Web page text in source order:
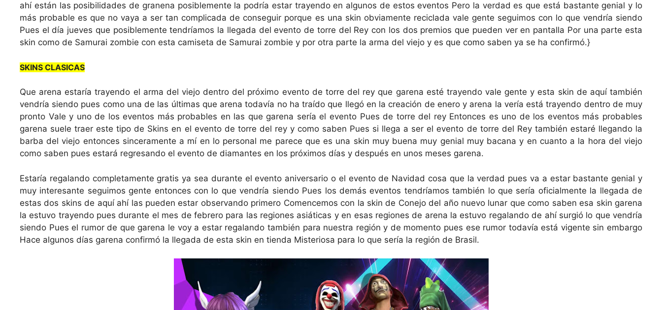
ahí están las posibilidades de granena posiblemente la podría estar trayendo en algunos de estos eventos Pero la verdad es que está bastante genial y lo
más probable es que no vaya a ser tan complicada de conseguir porque es una skin obviamente reciclada vale gente seguimos con lo que vendría siendo
Pues el día jueves que posiblemente tendríamos la llegada del evento de torre del Rey con los dos premios que pueden ver en pantalla Por una parte esta
skin como de Samurai zombie con esta camiseta de Samurai zombie y por otra parte la arma del viejo y es que como saben ya se ha confirmó.}
SKINS CLASICAS
Que arena estaría trayendo el arma del viejo dentro del próximo evento de torre del rey que garena esté trayendo vale gente y esta skin de aquí también
vendría siendo pues como una de las últimas que arena todavía no ha traído que llegó en la creación de enero y arena la vería está trayendo dentro de muy
pronto Vale y uno de los eventos más probables en las que garena sería el evento Pues de torre del rey Entonces es uno de los eventos más probables
garena suele traer este tipo de Skins en el evento de torre del rey y como saben Pues si llega a ser el evento de torre del Rey también estaré llegando la
barba del viejo entonces sinceramente a mí en lo personal me parece que es una skin muy buena muy genial muy bacana y en cuanto a la hora del viejo
como saben pues estará regresando el evento de diamantes en los próximos días y después en unos meses garena.
Estaría regalando completamente gratis ya sea durante el evento aniversario o el evento de Navidad cosa que la verdad pues va a estar bastante genial y
muy interesante seguimos gente entonces con lo que vendría siendo Pues los demás eventos tendríamos también lo que sería oficialmente la llegada de
estas dos skins de aquí ahí las pueden estar observando primero Comencemos con la skin de Conejo del año nuevo lunar que como saben esa skin garena
la estuvo trayendo pues durante el mes de febrero para las regiones asiáticas y en esas regiones de arena la estuvo regalando de ahí surgió lo que vendría
siendo Pues el rumor de que garena le voy a estar regalando también para nuestra región y de momento pues ese rumor todavía está vigente sin embargo
Hace algunos días garena confirmó la llegada de esta skin en tienda Misteriosa para lo que sería la región de Brasil.